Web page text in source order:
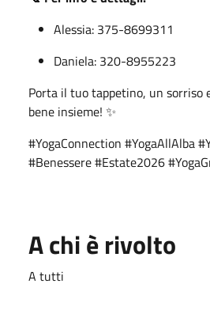
Alessia: 375-8699311
Daniela: 320-8955223
Porta il tuo tappetino, un sorriso
bene insieme! ✨
#YogaConnection #YogaAllAlba
#Benessere #Estate2026
A chi è rivolto
A tutti